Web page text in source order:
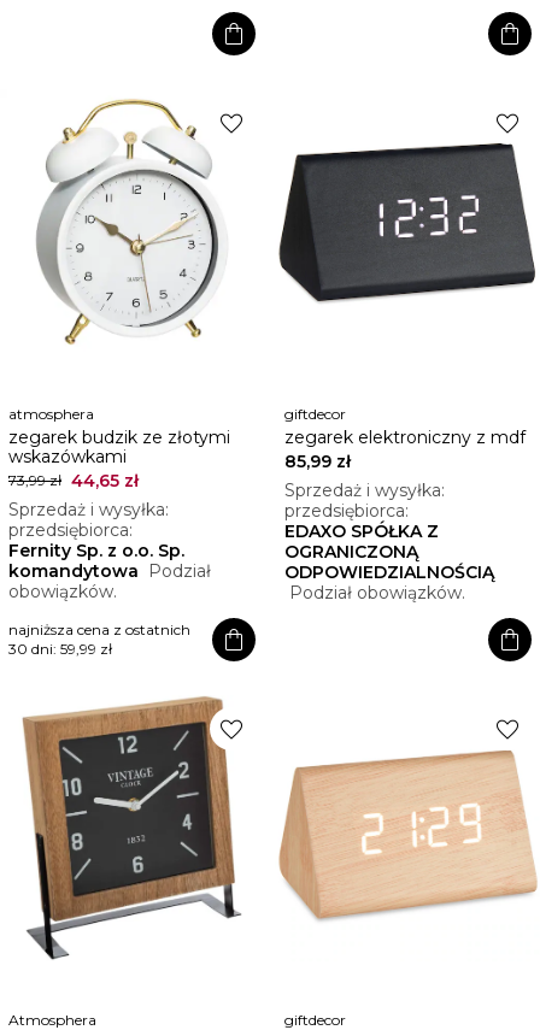
shopping_bag shopping_bag
favorite
atmosphera
zegarek budzik ze złotymi
wskazówkami
73,99 zł 44,65 zł
Sprzedaż i wysyłka:
przedsiębiorca:
Fernity Sp. z o.o. Sp.
komandytowa
Podział
obowiązków.
najniższa cena z ostatnich
30 dni: 59,99 zł shopping_bag
favorite
giftdecor
zegarek elektroniczny z mdf
85,99 zł
Sprzedaż i wysyłka:
przedsiębiorca:
EDAXO SPÓŁKA Z
OGRANICZONĄ
ODPOWIEDZIALNOŚCIĄ
Podział obowiązków.
shopping_bag
favorite
Atmosphera
favorite
giftdecor